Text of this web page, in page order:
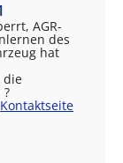
AGR-
des
hat
die
Kontaktseite